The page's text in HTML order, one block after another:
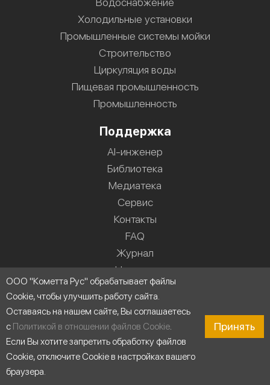
Холодильные установки
Промышленные системы мойки
Строительство
Циркуляция воды
Пищевая промышленность
Промышленность
Поддержка
AI-инженер
Библиотека
Медиатека
Сервис
Контакты
FAQ
Журнал
Новости
Область применения
ООО "Кометта Рус" обрабатывает файлы
Cookie, чтобы улучшить работу сайта.
Оставаясь на нашем сайте, Вы соглашаетесь
с Политикой в отношении файлов Cookie.
Если Вы хотите запретить обработку файлов
Cookie, отключите Cookie в настройках вашего
браузера.
Принять